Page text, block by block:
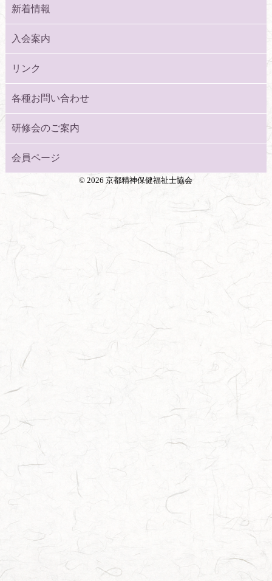
新着情報
入会案内
リンク
各種お問い合わせ
研修会のご案内
会員ページ
©2026 京都精神保健福祉士協会